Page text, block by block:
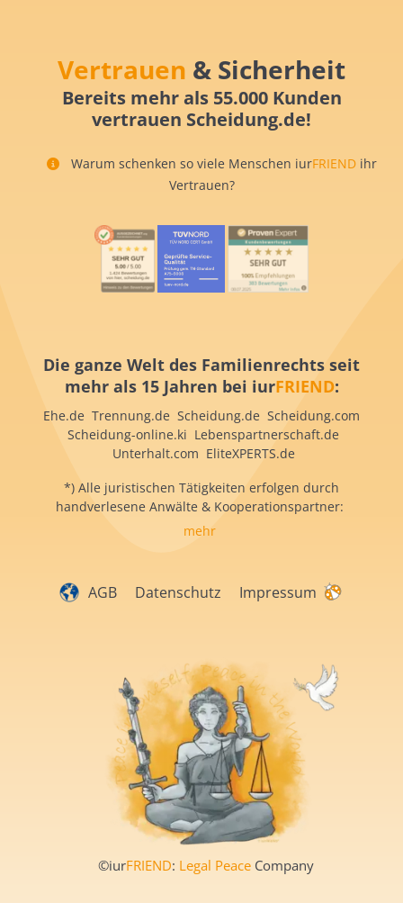
Vertrauen & Sicherheit
Bereits mehr als 55.000 Kunden
vertrauen Scheidung.de!
Warum schenken so viele Menschen iurFRIEND ihr
Vertrauen?
Die ganze Welt des Familienrechts seit
mehr als 15 Jahren bei iurFRIEND:
Ehe.de Trennung.de Scheidung.de Scheidung.com
Scheidung-online.ki Lebenspartnerschaft.de
Unterhalt.com EliteXPERTS.de
*) Alle juristischen Tätigkeiten erfolgen durch
handverlesene Anwälte & Kooperationspartner:
mehr
AGB Datenschutz Impressum
©iurFRIEND: Legal Peace Company